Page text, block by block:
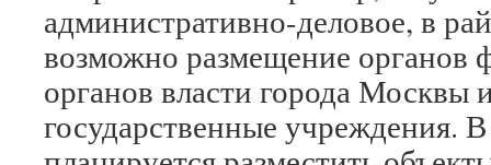
административно-деловое, в
возможно размещение органов
органов власти города Москвы
государственные учреждения.